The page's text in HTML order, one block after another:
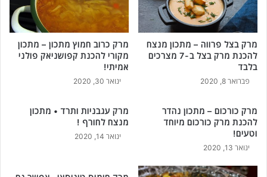
ט
ע
ל
י
ר
ו
ו
ש
!
ו
ן
מ
ק
ו
ר
ה
כ
נ
מרק בצל פרווה – מתכון מנצח
להכנת מרק בצל ב-7 מצרכים
בלבד
פברואר 8, 2020
מרק כרוב חמוץ מתכון – מתכון
מקורי להכנת קפושניאק פולני
אמיתי!
ינואר 30, 2020
מרק כורכום – מתכון נהדר
להכנת מרק כורכום מיוחד
וטעים!
ינואר 13, 2020
מרק עגבניות ותרד • מתכון
מנצח לחורף !
ינואר 14, 2020